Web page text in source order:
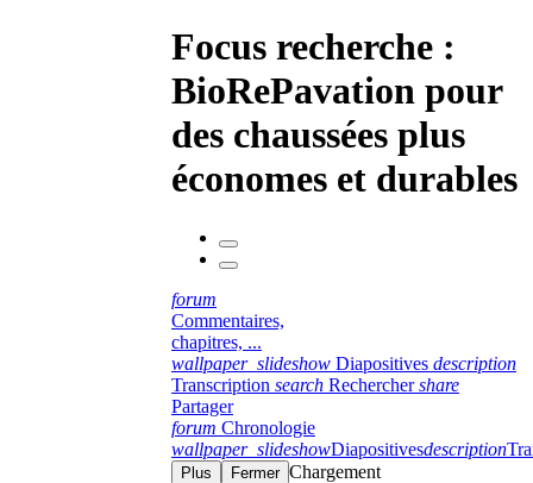
Focus recherche :
BioRePavation pour
des chaussées plus
économes et durables
forum
Commentaires,
chapitres, ...
wallpaper_slideshow Diapositives description
Transcription search Rechercher share
Partager
forum Chronologie
wallpaper_slideshowDiapositivesdescription
Plus Fermer Chargement